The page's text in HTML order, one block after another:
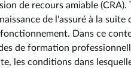
de recours amiable
de l'assuré à la
Dans ce
de formation
les conditions dans